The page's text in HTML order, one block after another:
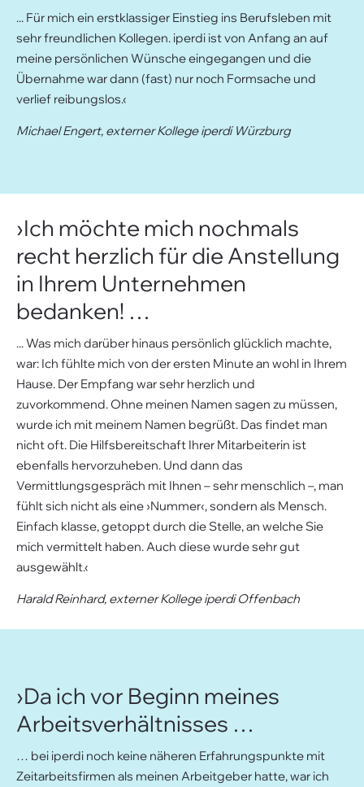
... Für mich ein erstklassiger Einstieg ins Berufsleben mit
sehr freundlichen Kollegen. iperdi ist von Anfang an auf
meine persönlichen Wünsche eingegangen und die
Übernahme war dann (fast) nur noch Formsache und
verlief reibungslos.‹
Michael Engert, externer Kollege iperdi Würzburg
›Ich möchte mich nochmals
recht herzlich für die Anstellung
in Ihrem Unternehmen
bedanken! …
... Was mich darüber hinaus persönlich glücklich machte,
war: Ich fühlte mich von der ersten Minute an wohl in Ihrem
Hause. Der Empfang war sehr herzlich und
zuvorkommend. Ohne meinen Namen sagen zu müssen,
wurde ich mit meinem Namen begrüßt. Das findet man
nicht oft. Die Hilfsbereitschaft Ihrer Mitarbeiterin ist
ebenfalls hervorzuheben. Und dann das
Vermittlungsgespräch mit Ihnen – sehr menschlich –, man
fühlt sich nicht als eine ›Nummer‹, sondern als Mensch.
Einfach klasse, getoppt durch die Stelle, an welche Sie
mich vermittelt haben. Auch diese wurde sehr gut
ausgewählt.‹
Harald Reinhard, externer Kollege iperdi Offenbach
›Da ich vor Beginn meines
Arbeitsverhältnisses …
… bei iperdi noch keine näheren Erfahrungspunkte mit
Zeitarbeitsfirmen als meinen Arbeitgeber hatte, war ich